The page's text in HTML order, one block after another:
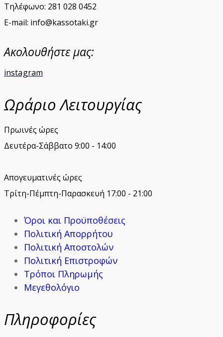
Τηλέφωνο: 281 028 0452
E-mail: info@kassotaki.gr
Ακολουθήστε μας:
instagram
Ωράριο Λειτουργίας
Πρωινές ώρες
Δευτέρα-Σάββατο 9:00 - 14:00
Απογευματινές ώρες
Τρίτη-Πέμπτη-Παρασκευή 17:00 - 21:00
Όροι και Προϋποθέσεις
Πολιτική Απορρήτου
Πολιτική Αποστολών
Πολιτική Επιστροφών
Τρόποι Πληρωμής
Μεγεθολόγιο
Πληροφορίες